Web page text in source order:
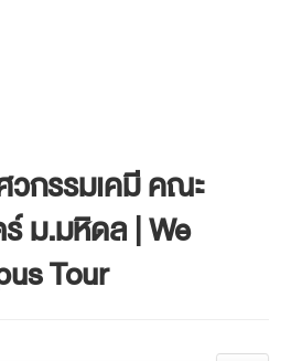
วกรรมเคมี คณะ
ม.มหิดล | We
Tour